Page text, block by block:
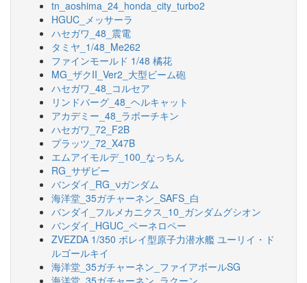
tn_aoshima_24_honda_city_turbo2
HGUC_メッサーラ
ハセガワ_48_震電
タミヤ_1/48_Me262
ファインモールド 1/48 橘花
MG_ザクII_Ver2_大型ビーム砲
ハセガワ_48_コルセア
リンドバーグ_48_ヘルキャット
アカデミー_48_ラボーチキン
ハセガワ_72_F2B
プラッツ_72_X47B
エムアイモルデ_100_なっちん
RG_サザビー
バンダイ_RG_νガンダム
海洋堂_35ガチャーネン_SAFS_白
バンダイ_フルメカニクス_10_ガンダムグシオン
バンダイ_HGUC_ペーネロペー
ZVEZDA 1/350 ボレイ型原子力潜水艦 ユーリイ・ド
ルゴールキイ
海洋堂_35ガチャーネン_ファイアボールSG
海洋堂_35ガチャーネン_ラクーン